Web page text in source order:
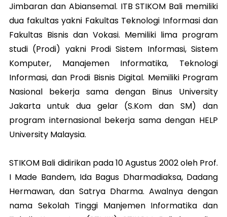
Jimbaran dan Abiansemal. ITB STIKOM Bali memiliki
dua fakultas yakni Fakultas Teknologi Informasi dan
Fakultas Bisnis dan Vokasi. Memiliki lima program
studi (Prodi) yakni Prodi Sistem Informasi, Sistem
Komputer, Manajemen Informatika, Teknologi
Informasi, dan Prodi Bisnis Digital. Memiliki Program
Nasional bekerja sama dengan Binus University
Jakarta untuk dua gelar (S.Kom dan SM) dan
program internasional bekerja sama dengan HELP
University Malaysia.
STIKOM Bali didirikan pada 10 Agustus 2002 oleh Prof.
I Made Bandem, Ida Bagus Dharmadiaksa, Dadang
Hermawan, dan Satrya Dharma. Awalnya dengan
nama Sekolah Tinggi Manjemen Informatika dan